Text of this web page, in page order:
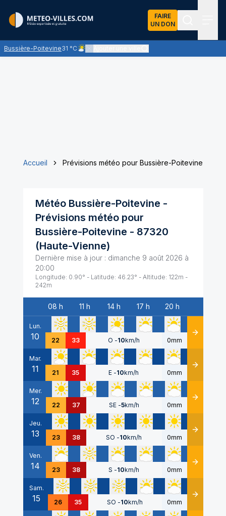
FAIRE
UN DON
Bussière-Poitevine31 °C
Ciel peu nuageux - le soleil domine largement
Accueil Prévisions météo pour Bussière-Poitevine
Météo Bussière-Poitevine -
Prévisions météo pour
Bussière-Poitevine - 87320
(Haute-Vienne)
Dernière mise à jour : dimanche 9 août 2026 à
20:00
Longitude: 0.90° - Latitude: 46.23° - Altitude: 122m -
242m
Date
08 h 11 h 14 h 17 h 20 h
Lun.
10 22 33 O -10km/h 0mm Détails
Mar.
11 21 35 E -10km/h 0mm Détails
Mer.
12 22 37 SE -5km/h 0mm Détails
Jeu.
13 23 38 SO -10km/h 0mm Détails
Ven.
14 23 38 S -10km/h 0mm Détails
Sam.
15 26 35 SO -10km/h 0mm Détails